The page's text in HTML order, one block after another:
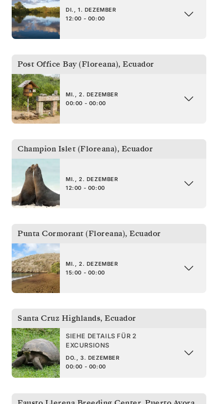
DI., 1. DEZEMBER
12:00 - 00:00
Post Office Bay (Floreana), Ecuador
MI., 2. DEZEMBER
00:00 - 00:00
Champion Islet (Floreana), Ecuador
MI., 2. DEZEMBER
12:00 - 00:00
Punta Cormorant (Floreana), Ecuador
MI., 2. DEZEMBER
15:00 - 00:00
Santa Cruz Highlands, Ecuador
SIEHE DETAILS FÜR 2
EXCURSIONS
DO., 3. DEZEMBER
00:00 - 00:00